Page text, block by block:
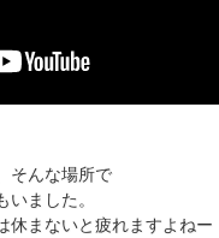
そんな場所で
ました。
休まないと疲れますよねー